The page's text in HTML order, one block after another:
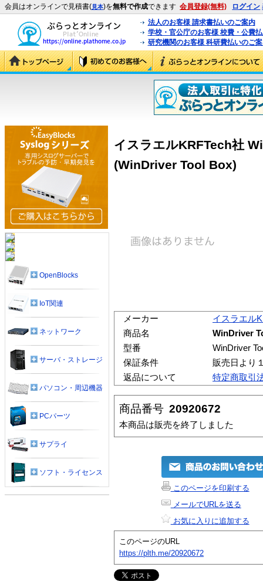
会員はオンラインで見積書(見本)を無料で作成できます 会員登録(無料) ログイン
法人のお客様 請求書払いのご案内
学校・官公庁のお客様 校費・公費
研究機関のお客様 科研費払いのご
イスラエルKRFTech社
(WinDriver Tool Box)
メーカー
イスラエル
商品名
WinDriver
型番
WinDriver
保証条件
販売日より
返品について
特定商取引
商品番号 20920672
本商品は販売を終了しました
このページを印刷する
メールでURLを送る
お気に入りに追加する
このページのURL
https://plth.me/20920672
OpenBlocks
IoT関連
ネットワーク
サーバ・ストレージ
パソコン・周辺機器
PCパーツ
サプライ
ソフト・ライセンス